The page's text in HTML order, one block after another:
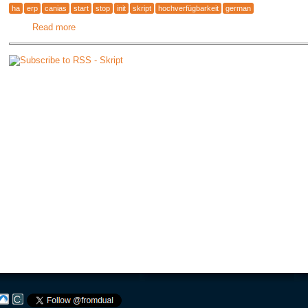
ha erp canias start stop init skript hochverfügbarkeit german
Read moreabout Automatitisiertes Starten und Stoppen der Canias